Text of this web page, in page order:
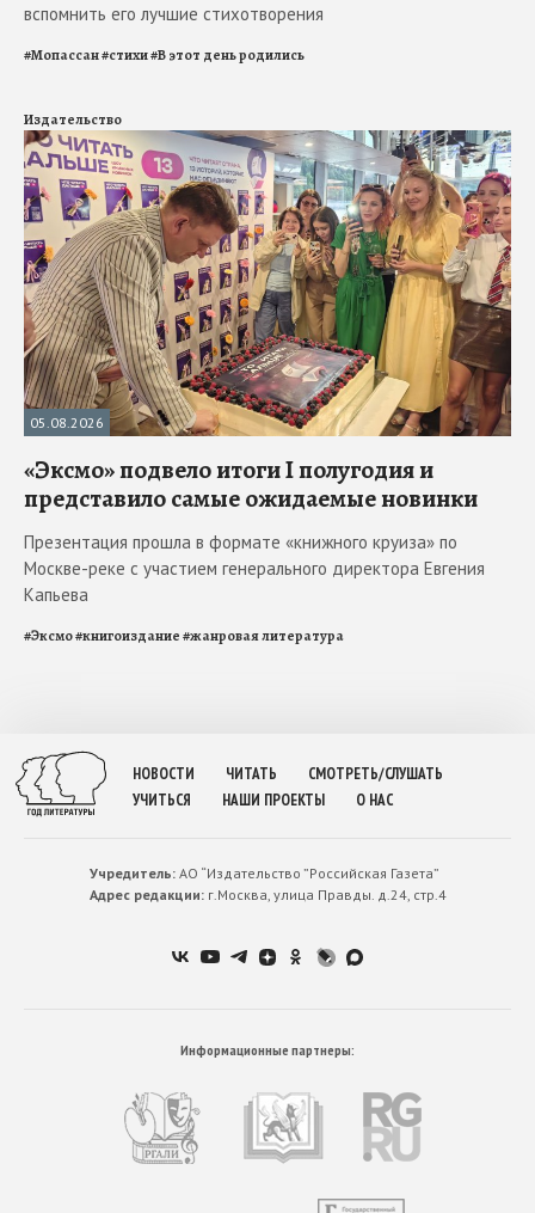
вспомнить его лучшие стихотворения
#Мопассан#стихи#В этот день родились
Издательство
05.08.2026
«Эксмо» подвело итоги I полугодия и
представило самые ожидаемые новинки
Презентация прошла в формате «книжного круиза» по
Москве-реке с участием генерального директора Евгения
Капьева
#Эксмо#книгоиздание#жанровая литература
НОВОСТИ ЧИТАТЬ
СМОТРЕТЬ/СЛУШАТЬ
УЧИТЬСЯ
НАШИ ПРОЕКТЫ О НАС
Учредитель:АО “Издательство ”Российская Газета”
Адрес редакции:г.Москва, улица Правды. д.24, стр.4
Информационные партнеры: